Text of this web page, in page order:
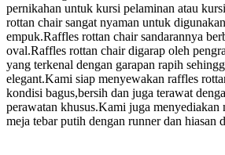
pernikahan untuk kursi pelaminan atau
rottan chair sangat nyaman untuk
empuk.Raffles rottan chair sandarannya
oval.Raffles rottan chair digarap oleh
yang terkenal dengan garapan rapih
elegant.Kami siap menyewakan raffles
kondisi bagus,bersih dan juga terawat
perawatan khusus.Kami juga menyediakan
meja tebar putih dengan runner dan hiasan